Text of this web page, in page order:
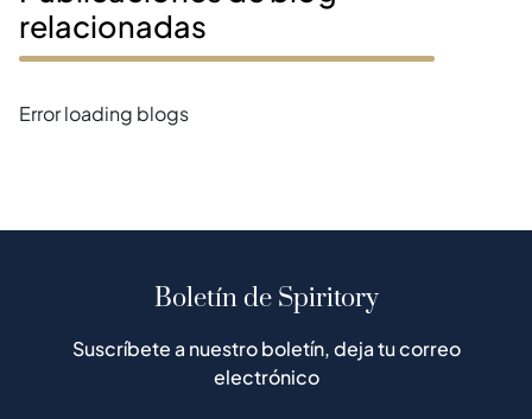
relacionadas
Error loading blogs
Boletín de Spiritory
Suscríbete a nuestro boletín, deja tu correo
electrónico